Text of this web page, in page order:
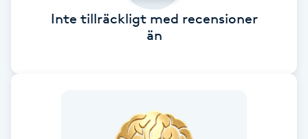
Inte tillräckligt med recensioner
än